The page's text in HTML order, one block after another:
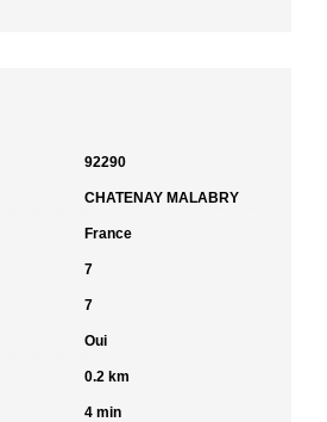
92290
CHATENAY MALABRY
France
7
7
Oui
0.2 km
4 min